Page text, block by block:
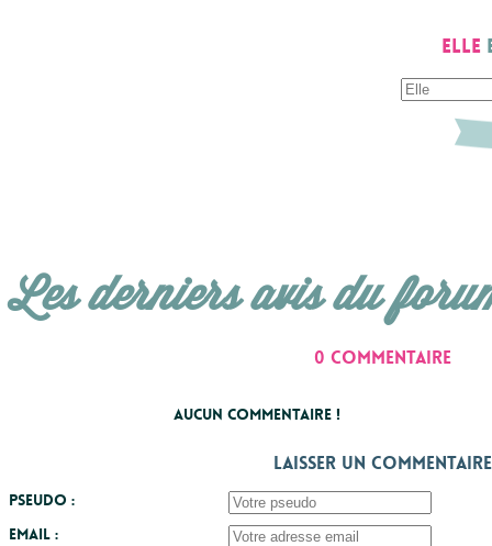
Elle
Les derniers avis du
0 commentaire
Aucun commentaire !
Laisser un commentaire
Pseudo :
Email :